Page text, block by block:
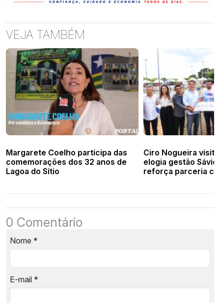
VEJA TAMBÉM
Margarete Coelho participa das
comemorações dos 32 anos de
Lagoa do Sítio
Ciro Nogueira
elogia gestão Sávio
reforça parceria
0 Comentário
Nome *
E-mail *